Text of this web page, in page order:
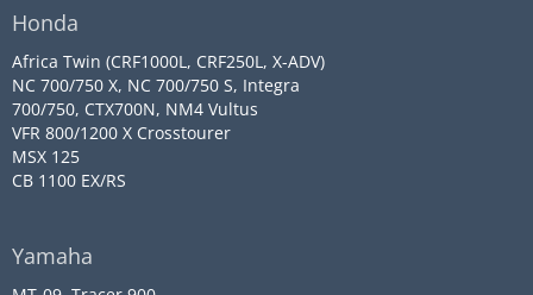
Honda
Africa Twin (CRF1000L, CRF250L, X-ADV)
NC 700/750 X, NC 700/750 S, Integra
700/750, CTX700N, NM4 Vultus
VFR 800/1200 X Crosstourer
MSX 125
CB 1100 EX/RS
Yamaha